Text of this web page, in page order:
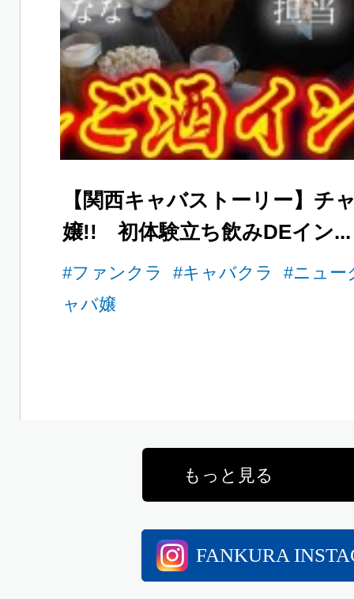
【関西キャバストーリー】チ
嬢!! 初体験立ち飲みDEイン...
#ファンクラ #キャバクラ
#ニュ
ャバ嬢
もっと見る
FANKURA